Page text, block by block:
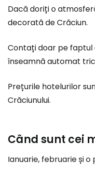
Dacă doriți o
decorată de Crăciun.
Contați doar pe faptul
înseamnă automat
Prețurile hotelurilor
Crăciunului.
Când sunt cei
Ianuarie, februarie și